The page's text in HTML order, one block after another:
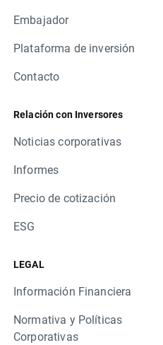
Embajador
Plataforma de inversión
Contacto
Relación con Inversores
Noticias corporativas
Informes
Precio de cotización
ESG
LEGAL
Información Financiera
Normativa y Políticas
Corporativas